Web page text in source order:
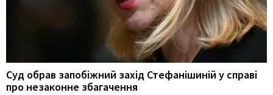
Суд обрав запобіжний захід Стефанішиній у справі
про незаконне збагачення